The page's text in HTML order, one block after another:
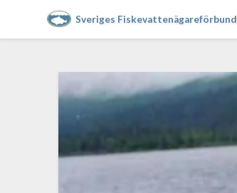
Sveriges Fiskevattenägareförbund